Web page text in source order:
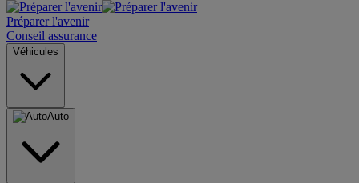
Préparer l'avenir
Conseil assurance
Véhicules
Auto